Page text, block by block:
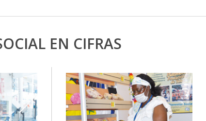
EN CIFRAS